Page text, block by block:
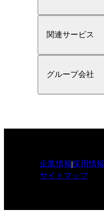
関連サービス
グループ会社
企業情報採用情報
サイトマップ